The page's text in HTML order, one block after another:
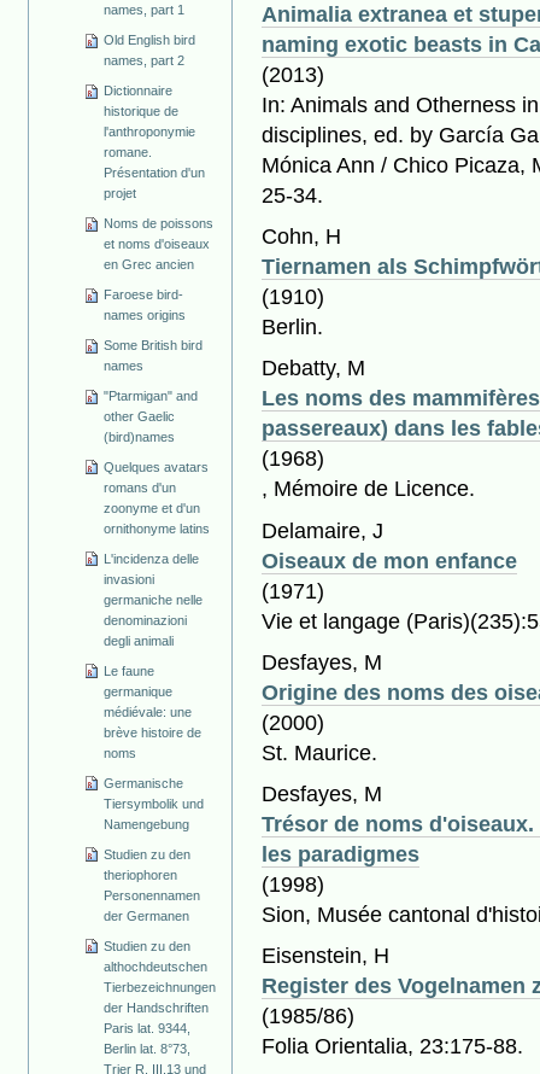
names, part 1
Old English bird
names, part 2
Dictionnaire
historique de
l'anthroponymie
romane.
Présentation d'un
projet
Noms de poissons
et noms d'oiseaux
en Grec ancien
Faroese bird-
names origins
Some British bird
names
"Ptarmigan" and
other Gaelic
(bird)names
Quelques avatars
romans d'un
zoonyme et d'un
ornithonyme latins
L'incidenza delle
invasioni
germaniche nelle
denominazioni
degli animali
Le faune
germanique
médiévale: une
brève histoire de
noms
Germanische
Tiersymbolik und
Namengebung
Studien zu den
theriophoren
Personennamen
der Germanen
Studien zu den
althochdeutschen
Tierbezeichnungen
der Handschriften
Paris lat. 9344,
Berlin lat. 8°73,
Trier R. III.13 und
Animalia extranea et
naming exotic beasts in
(2013)
In: Animals and Otherness
disciplines, ed. by García
Mónica Ann / Chico Picaza,
25-34.
Cohn, H
Tiernamen als
(1910)
Berlin.
Debatty, M
Les noms des
passereaux) dans les
(1968)
, Mémoire de Licence.
Delamaire, J
Oiseaux de mon enfance
(1971)
Vie et langage
Desfayes, M
Origine des noms des
(2000)
St. Maurice.
Desfayes, M
Trésor de noms
les paradigmes
(1998)
Sion, Musée cantonal
Eisenstein, H
Register des Vogelnamen
(1985/86)
Folia Orientalia, 23:175-88.